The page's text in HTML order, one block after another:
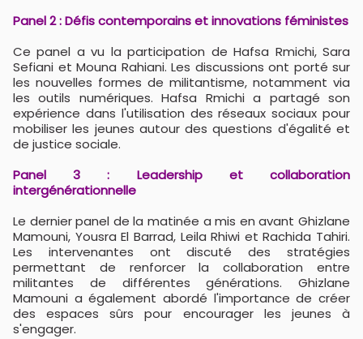
Panel 2 : Défis contemporains et innovations féministes
Ce panel a vu la participation de Hafsa Rmichi, Sara
Sefiani et Mouna Rahiani. Les discussions ont porté sur
les nouvelles formes de militantisme, notamment via
les outils numériques. Hafsa Rmichi a partagé son
expérience dans l'utilisation des réseaux sociaux pour
mobiliser les jeunes autour des questions d'égalité et
de justice sociale.
Panel 3 : Leadership et collaboration
intergénérationnelle
Le dernier panel de la matinée a mis en avant Ghizlane
Mamouni, Yousra El Barrad, Leila Rhiwi et Rachida Tahiri.
Les intervenantes ont discuté des stratégies
permettant de renforcer la collaboration entre
militantes de différentes générations. Ghizlane
Mamouni a également abordé l'importance de créer
des espaces sûrs pour encourager les jeunes à
s'engager.